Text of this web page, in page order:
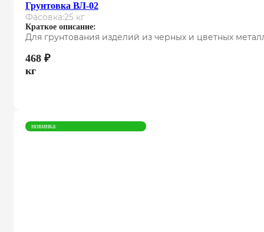
Грунтовка ВЛ-02
Фасовка:25 кг
Краткое описание:
Для грунтования изделий из черных и цветных
468 ₽
кг
новинка